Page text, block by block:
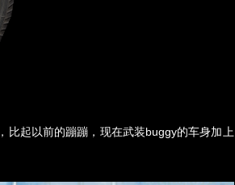
比起以前的蹦蹦，现在武装buggy的车身加上